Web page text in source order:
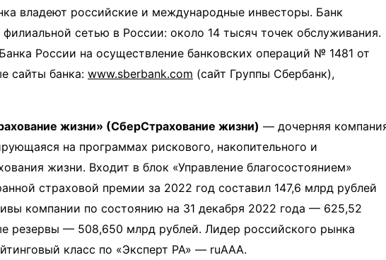
владеют российские и международные инвесторы. Банк
сетью в России: около 14 тысяч точек обслуживания.
России на осуществление банковских операций № 1481 от
сайты банка: www.sberbank.com (сайт Группы Сбербанк),
жизни» (СберСтрахование жизни) — дочерняя
на программах рискового, накопительного и
жизни. Входит в блок «Управление благосостоянием»
страховой премии за 2022 год составил 147,6 млрд рублей
компании по состоянию на 31 декабря 2022 года — 625,52
резервы — 508,650 млрд рублей. Лидер российского рынка
класс по «Эксперт РА» — ruAAA.